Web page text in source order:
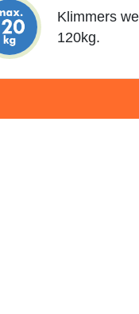
Klimmers
120kg.